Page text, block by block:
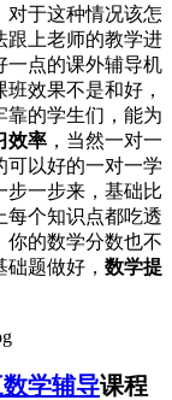
对于这种情况该怎
跟上老师的教学进
一点的课外辅导机
效果不是和好，
靠的学生们，能为
效率 ，当然一对一
可以好的一对一学
步一步来，基础比
每个知识点都吃透
你的数学分数也不
题做好， 数学提
学辅导课程